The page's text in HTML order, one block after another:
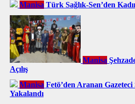
Manisa Türk Sağlık-Sen’den
Manisa
Açılış
Manisa Fetö’den Aranan
Yakalandı